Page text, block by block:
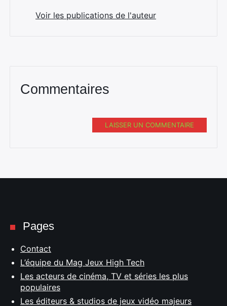
Voir les publications de l'auteur
Commentaires
LAISSER UN COMMENTAIRE
Pages
Contact
L’équipe du Mag Jeux High Tech
Les acteurs de cinéma, TV et séries les plus
populaires
Les éditeurs & studios de jeux vidéo majeurs
Rechercher